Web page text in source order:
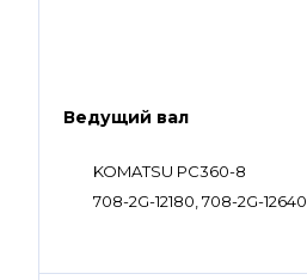
Ведущий вал
KOMATSU PC360-8
708-2G-12180, 708-2G-12640